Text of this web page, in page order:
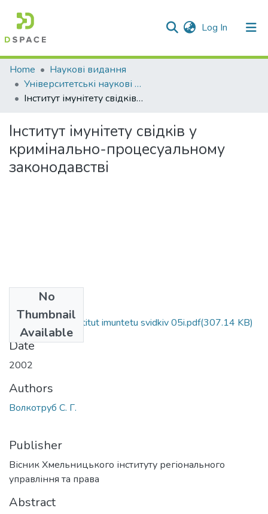
Log In (current)
Communities & Collections
All of DSpace
Home
Наукові видання
Університетські наукові записки
Інститут імунітету свідків у кримінально-процесуальному законодавстві
Інститут імунітету свідків у
кримінально-процесуальному
законодавстві
No
Thumbnail
Available
Volkotrub S.G. Institut imuntetu svidkiv 05i.pdf(307.14 KB)
Date
2002
Authors
Волкотруб С. Г.
Publisher
Вісник Хмельницького інституту регіонального
управління та права
Abstract